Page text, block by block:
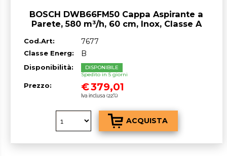
BOSCH DWB66FM50 Cappa Aspirante a
Parete, 580 m³/h, 60 cm, Inox, Classe A
Cod.Art: 7677
Classe Energ: B
Disponibilità:
DISPONIBILE
Spedito in 5 giorni
Prezzo: €379,01
Iva inclusa (22%)